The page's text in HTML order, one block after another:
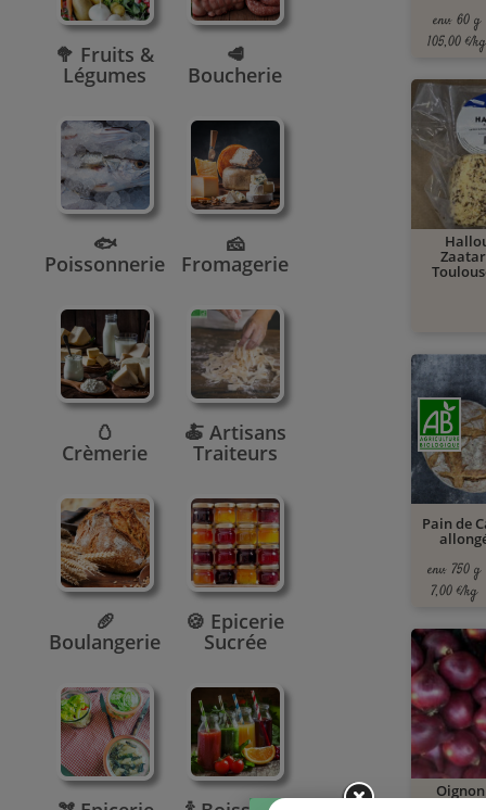
🥦 Fruits &
Légumes
🥩
Boucherie
🐟
Poissonnerie
🧀
Fromagerie
🥚
Crèmerie
🍝 Artisans
Traiteurs
🥖
Boulangerie
🍪 Epicerie
Sucrée
env. 60 g
105,00 €/kg
Pain de
env. 750 g
7,00 €/kg